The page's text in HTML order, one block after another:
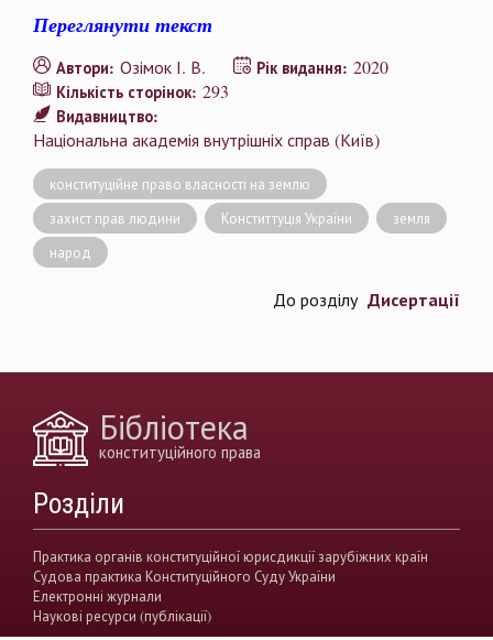
Переглянути текст
Автори: Озімок І. В. Рік видання: 2020
Кількість сторінок: 293
Видавництво:
Національна академія внутрішніх справ (Київ)
конституційне право власності на землю
захист прав людини
Конститтуція України
земля
народ
До розділу Дисертації
Бібліотека
конституційного права
Розділи
Практика органів конституційної юрисдикції зарубіжних країн
Судова практика Конституційного Суду України
Електронні журнали
Наукові ресурси (публікації)